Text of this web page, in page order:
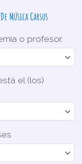
Música Carsus
o profesor.
el (los)